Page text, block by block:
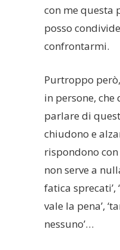
con me questa
posso
confrontarmi.
Purtroppo
in persone,
parlare di
chiudono e
rispondono
non serve a
fatica sprecati’,
vale la pena’,
nessuno’…